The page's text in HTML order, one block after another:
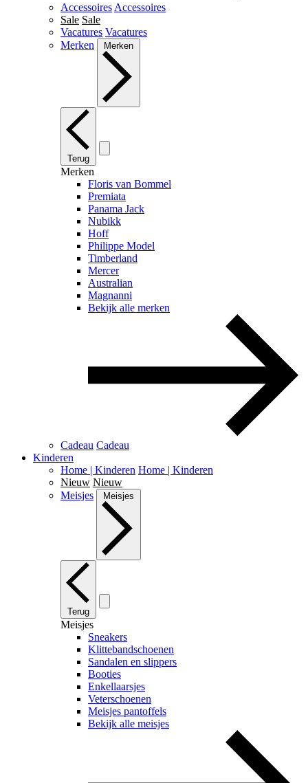
Accessoires Accessoires
Sale Sale
Vacatures Vacatures
Merken
Merken
Terug
Merken
Floris van Bommel
Premiata
Panama Jack
Nubikk
Hoff
Philippe Model
Timberland
Mercer
Australian
Magnanni
Bekijk alle merken
Cadeau Cadeau
Kinderen
Home | Kinderen Home | Kinderen
Nieuw Nieuw
Meisjes
Meisjes
Terug
Meisjes
Sneakers
Klittebandschoenen
Sandalen en slippers
Booties
Enkellaarsjes
Veterschoenen
Meisjes pantoffels
Bekijk alle meisjes